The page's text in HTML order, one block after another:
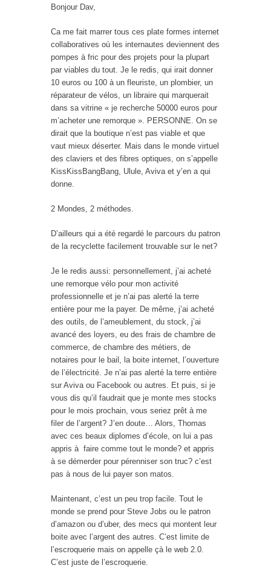
Bonjour Dav,
Ca me fait marrer tous ces plate formes internet
collaboratives où les internautes deviennent des
pompes à fric pour des projets pour la plupart
par viables du tout. Je le redis, qui irait donner
10 euros ou 100 à un fleuriste, un plombier, un
réparateur de vélos, un libraire qui marquerait
dans sa vitrine « je recherche 50000 euros pour
m’acheter une remorque ». PERSONNE. On se
dirait que la boutique n’est pas viable et que
vaut mieux déserter. Mais dans le monde virtuel
des claviers et des fibres optiques, on s’appelle
KissKissBangBang, Ulule, Aviva et y’en a qui
donne.
2 Mondes, 2 méthodes.
D’ailleurs qui a été regardé le parcours du patron
de la recyclette facilement trouvable sur le net?
Je le redis aussi: personnellement, j’ai acheté
une remorque vélo pour mon activité
professionnelle et je n’ai pas alerté la terre
entière pour me la payer. De même, j’ai acheté
des outils, de l’ameublement, du stock, j’ai
avancé des loyers, eu des frais de chambre de
commerce, de chambre des métiers, de
notaires pour le bail, la boite internet, l’ouverture
de l’électricité. Je n’ai pas alerté la terre entière
sur Aviva ou Facebook ou autres. Et puis, si je
vous dis qu’il faudrait que je monte mes stocks
pour le mois prochain, vous seriez prêt à me
filer de l’argent? J’en doute… Alors, Thomas
avec ces beaux diplomes d’école, on lui a pas
appris à faire comme tout le monde? et appris
à se démerder pour pérenniser son truc? c’est
pas à nous de lui payer son matos.
Maintenant, c’est un peu trop facile. Tout le
monde se prend pour Steve Jobs ou le patron
d’amazon ou d’uber, des mecs qui montent leur
boite avec l’argent des autres. C’est limite de
l’escroquerie mais on appelle çà le web 2.0.
C’est juste de l’escroquerie.